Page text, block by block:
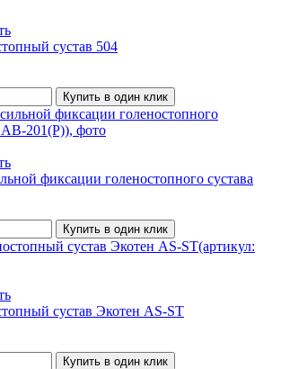
сустав 504
Купить в один клик
фиксации голеностопного сустава
Купить в один клик
сустав Экотен AS-ST
Купить в один клик